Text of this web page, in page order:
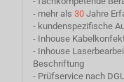
- mehr als 30Jahre
- kundenspezifische
- Inhouse
- Inhouse
Beschriftung
- Prüfservice nach